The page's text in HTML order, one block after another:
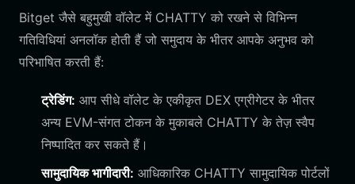
Bitget जैसे बहुमुखी वॉलेट में CHATTY को रखने से विभिन्न
गतिविधियां अनलॉक होती हैं जो समुदाय के भीतर आपके अनुभव को
परिभाषित करती हैं:
ट्रेडिंग: आप सीधे वॉलेट के एकीकृत DEX एग्रीगेटर के भीतर
अन्य EVM-संगत टोकन के मुकाबले CHATTY के तेज़ स्वैप
निष्पादित कर सकते हैं।
सामुदायिक भागीदारी: आधिकारिक CHATTY सामुदायिक पोर्टलों